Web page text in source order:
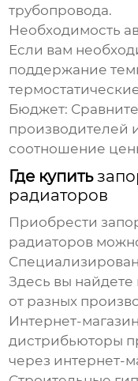
трубопровода.
Необходимость
Если вам
поддержание
Бюджет:
производителей
соотношение
Где купить
радиаторов
Приобрести
радиаторов
Здесь вы
от разных
Интернет-
дистрибьюторы
через интернет-